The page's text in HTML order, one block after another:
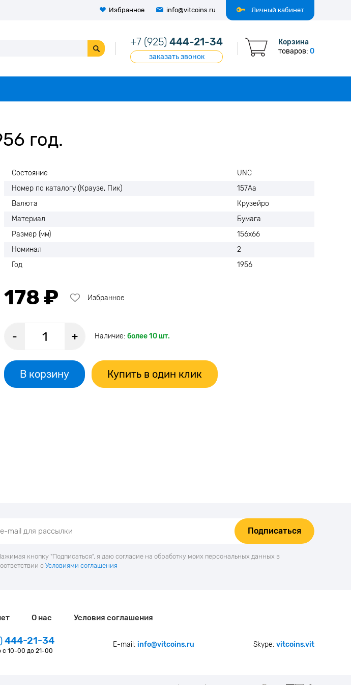
Личный кабинет
Избранное info@vitcoins.ru
+7 (925) 444-21-34
заказать звонок
Корзина
товаров: 0
год.
Состояние
UNC
Номер по каталогу (Краузе, Пик)
157Аa
Валюта
Крузейро
Материал
Бумага
Размер (мм)
156х66
Номинал
2
Год
1956
178 ₽ Избранное
- + Наличие: более 10 шт.
В корзину Купить в один клик
Подписаться
кнопку "Подписаться", я даю согласие на обработку моих персональных данных в
с Условиями соглашения
О нас Условия соглашения
444-21-34
с 10-00 до 21-00
E-mail:info@vitcoins.ru Skype: vitcoins.vit